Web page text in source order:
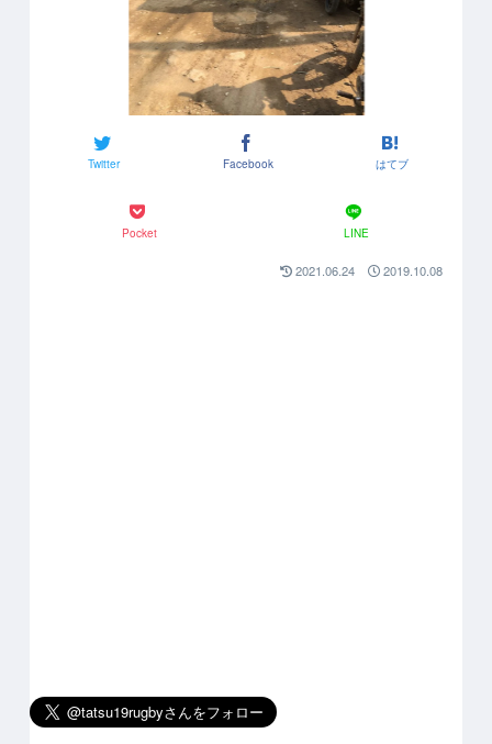
Twitter Facebook はてブ
Pocket LINE
2021.06.24 2019.10.08